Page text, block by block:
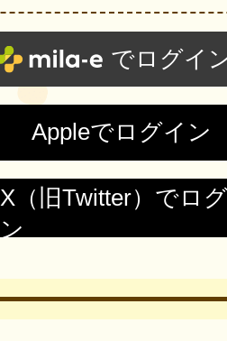
でログイ
Appleでログイン
X（旧Twitter）でロ
ン